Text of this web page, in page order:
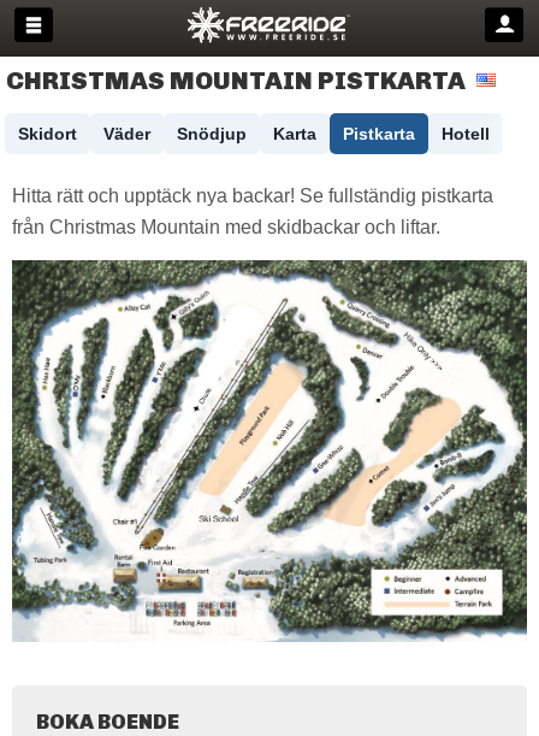
CHRISTMAS MOUNTAIN PISTKARTA
Skidort Väder Snödjup Karta Pistkarta Hotell
Hitta rätt och upptäck nya backar! Se fullständig pistkarta
från Christmas Mountain med skidbackar och liftar.
BOKA BOENDE